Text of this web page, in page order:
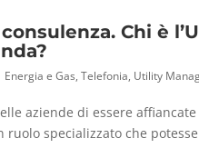
Chi è
Energia e Gas,Telefonia, Utility
aziende di essere
ruolo specializzato che